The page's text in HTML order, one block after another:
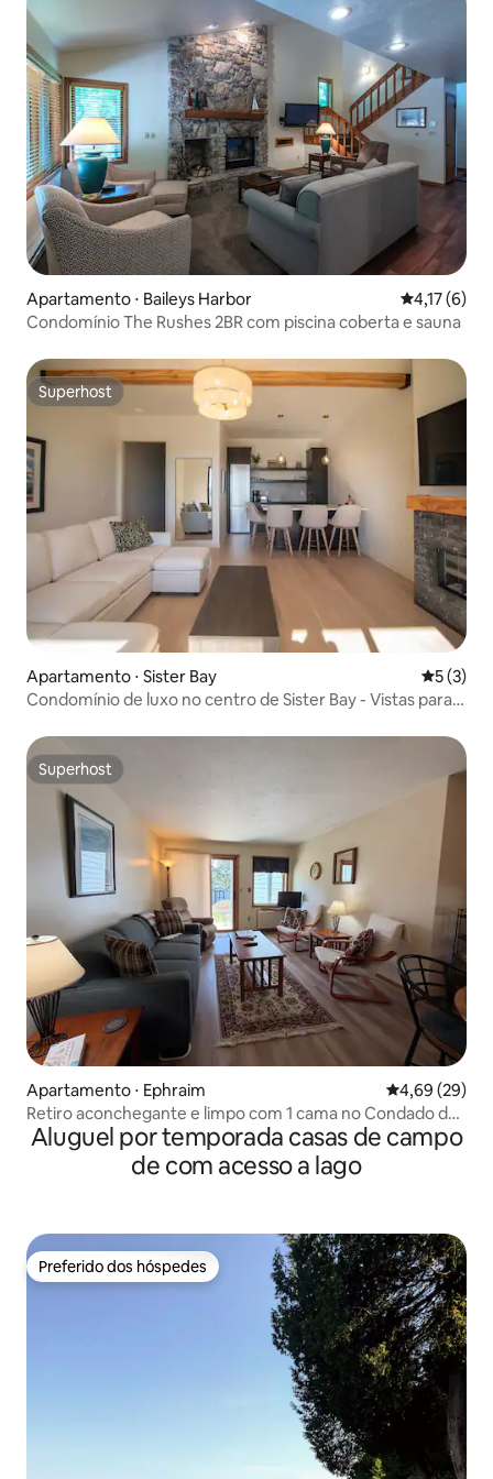
Apartamento ⋅ Baileys Harbor 4,17 de
4,17 (6)
Condomínio The Rushes 2BR com piscina coberta e sauna
Superhost
Superhost
Apartamento ⋅ Sister Bay 5 de
5 (3)
Condomínio de luxo no centro de Sister Bay - Vistas para a
Superhost
Superhost
Apartamento ⋅ Ephraim 4,69 de uma
4,69 (29)
Retiro aconchegante e limpo com 1 cama no Condado de
Door
Aluguel por temporada casas de campo
de com acesso a lago
Preferido dos hóspedes
Preferido dos hóspedes